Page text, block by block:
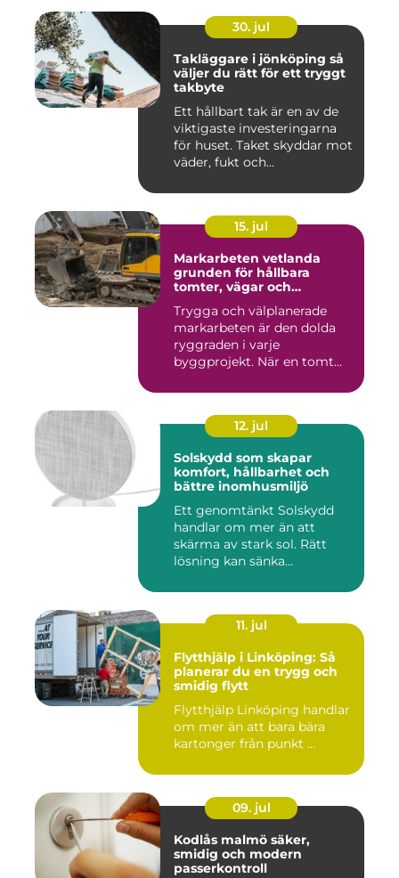
30. jul
Takläggare i jönköping så
väljer du rätt för ett tryggt
takbyte
Ett hållbart tak är en av de
viktigaste investeringarna
för huset. Taket skyddar mot
väder, fukt och...
15. jul
Markarbeten vetlanda
grunden för hållbara
tomter, vägar och
Trygga och välplanerade
markarbeten är den dolda
ryggraden i varje
byggprojekt. När en tomt
12. jul
Solskydd som skapar
komfort, hållbarhet och
bättre inomhusmiljö
Ett genomtänkt Solskydd
handlar om mer än att
skärma av stark sol. Rätt
lösning kan sänka
11. jul
Flytthjälp i Linköping: Så
planerar du en trygg och
smidig flytt
Flytthjälp Linköping handlar
om mer än att bara bära
kartonger från punkt ...
09. jul
Kodlås malmö säker,
smidig och modern
passerkontroll